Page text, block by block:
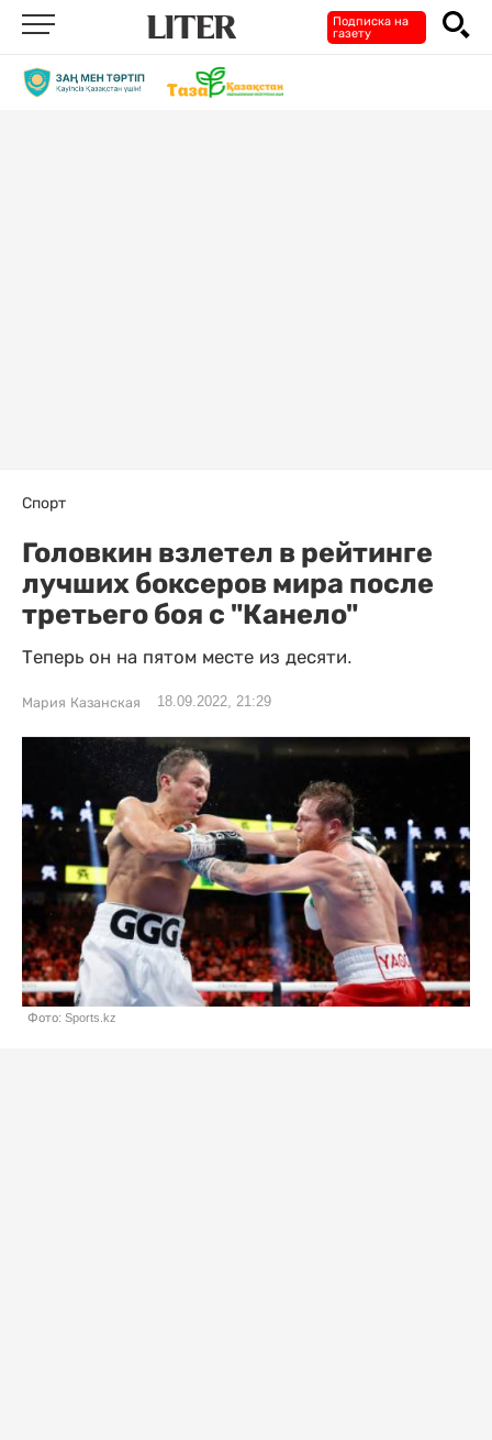
Подписка на
газету
Спорт
Головкин взлетел в рейтинге
лучших боксеров мира после
третьего боя с "Канело"
Теперь он на пятом месте из десяти.
Мария Казанская 18.09.2022, 21:29
Фото: Sports.kz